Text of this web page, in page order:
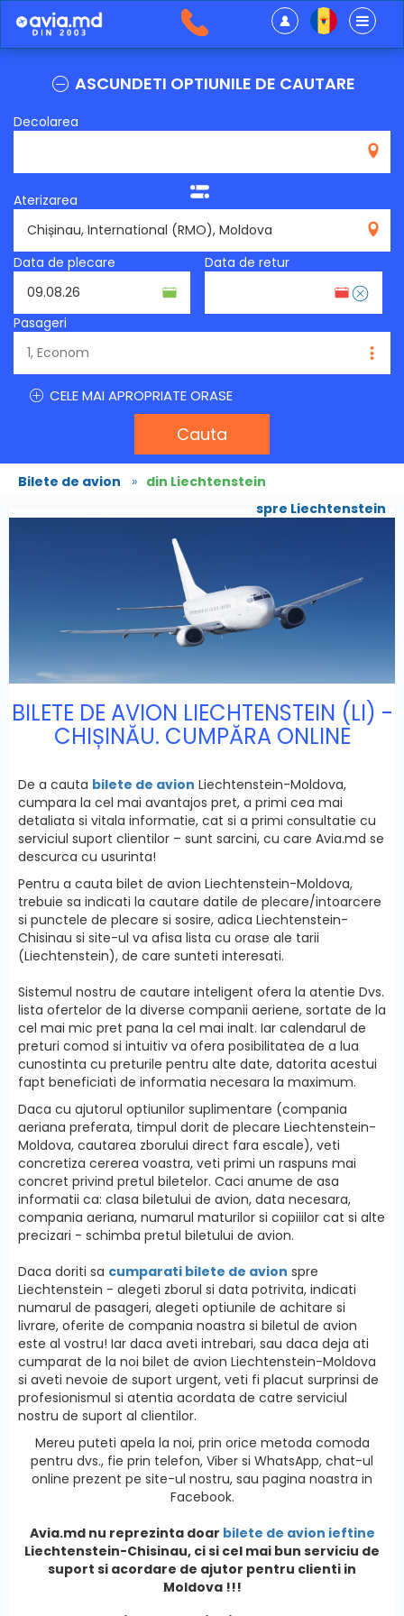
ASCUNDETI OPTIUNILE DE CAUTARE
Decolarea
Aterizarea
Data de plecare
Data de retur
Pasageri
CELE MAI APROPRIATE ORASE
Cauta
Bilete de avion » din Liechtenstein
spre Liechtenstein
BILETE DE AVION LIECHTENSTEIN (LI) -
CHIȘINĂU. CUMPĂRA ONLINE
De a cauta bilete de avion Liechtenstein-Moldova,
cumpara la cel mai avantajos pret, a primi cea mai
detaliata si vitala informatie, cat si a primi сonsultatie cu
serviciul suport clientilor – sunt sarcini, cu care Avia.md se
descurca cu usurinta!
Pentru a cauta bilet de avion Liechtenstein-Moldova,
trebuie sa indicati la cautare datile de plecare/intoarcere
si punctele de plecare si sosire, adica Liechtenstein-
Chisinau si site-ul va afisa lista cu orase ale tarii
(Liechtenstein), de care sunteti interesati.
Sistemul nostru de cautare inteligent ofera la atentie Dvs.
lista ofertelor de la diverse companii aeriene, sortate de la
cel mai mic pret pana la cel mai inalt. Iar calendarul de
preturi comod si intuitiv va ofera posibilitatea de a lua
cunostinta cu preturile pentru alte date, datorita acestui
fapt beneficiati de informatia necesara la maximum.
Daca cu ajutorul optiunilor suplimentare (compania
aeriana preferata, timpul dorit de plecare Liechtenstein-
Moldova, cautarea zborului direct fara escale), veti
concretiza cererea voastra, veti primi un raspuns mai
concret privind pretul biletelor. Caci anume de asa
informatii ca: clasa biletului de avion, data necesara,
compania aeriana, numarul maturilor si copiiilor cat si alte
precizari - schimba pretul biletului de avion.
Daca doriti sa cumparati bilete de avion spre
Liechtenstein - alegeti zborul si data potrivita, indicati
numarul de pasageri, alegeti optiunile de achitare si
livrare, oferite de compania noastra si biletul de avion
este al vostru! Iar daca aveti intrebari, sau daca deja ati
cumparat de la noi bilet de avion Liechtenstein-Moldova
si aveti nevoie de suport urgent, veti fi placut surprinsi de
profesionismul si atentia acordata de catre serviciul
nostru de suport al clientilor.
Mereu puteti apela la noi, prin orice metoda comoda
pentru dvs., fie prin telefon, Viber si WhatsApp, chat-ul
online prezent pe site-ul nostru, sau pagina noastra in
Facebook.
Avia.md nu reprezinta doar bilete de avion ieftine
Liechtenstein-Chisinau, ci si cel mai bun serviciu de
suport si acordare de ajutor pentru clienti in
Moldova !!!